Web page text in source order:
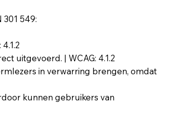
549:
uitgevoerd. | WCAG: 4.1.2
in verwarring brengen, omdat
kunnen gebruikers van